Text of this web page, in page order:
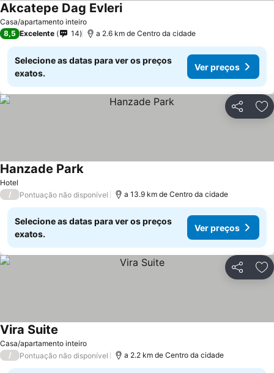
Casa/apartamento inteiro
Akcatepe Dag Evleri
8,5 Excelente 14 a 2.6 km de Centro da cidade
Selecione as datas para ver os preços
exatos.
Ver preços
Partilhar
Hotel
Hanzade Park
/ Pontuação não disponível a 13.9 km de Centro da cidade
Selecione as datas para ver os preços
exatos.
Ver preços
Partilhar
Casa/apartamento inteiro
Vira Suite
/ Pontuação não disponível a 2.2 km de Centro da cidade